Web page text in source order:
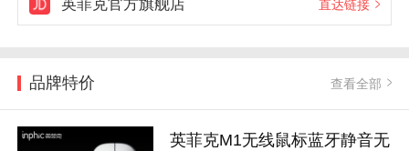
英菲克官方旗舰店 直达链接
品牌特价 查看全部
英菲克M1无线鼠标蓝牙静音无